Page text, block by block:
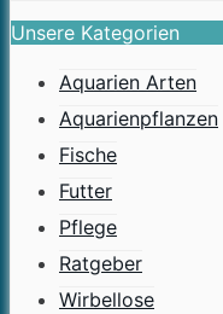
Unsere Kategorien
Aquarien Arten
Aquarienpflanzen
Fische
Futter
Pflege
Ratgeber
Wirbellose